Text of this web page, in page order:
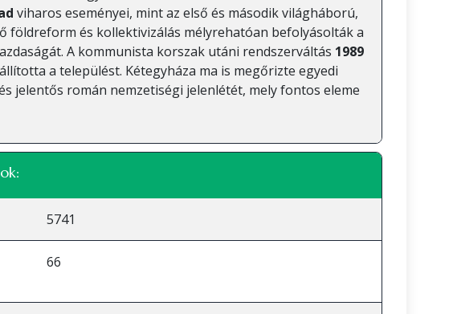
viharos eseményei, mint az első és második világháború,
földreform és kollektivizálás mélyrehatóan befolyásolták a
A kommunista korszak utáni rendszerváltás 1989
a települést. Kétegyháza ma is megőrizte egyedi
jelentős román nemzetiségi jelenlétét, mely fontos eleme
5741
66